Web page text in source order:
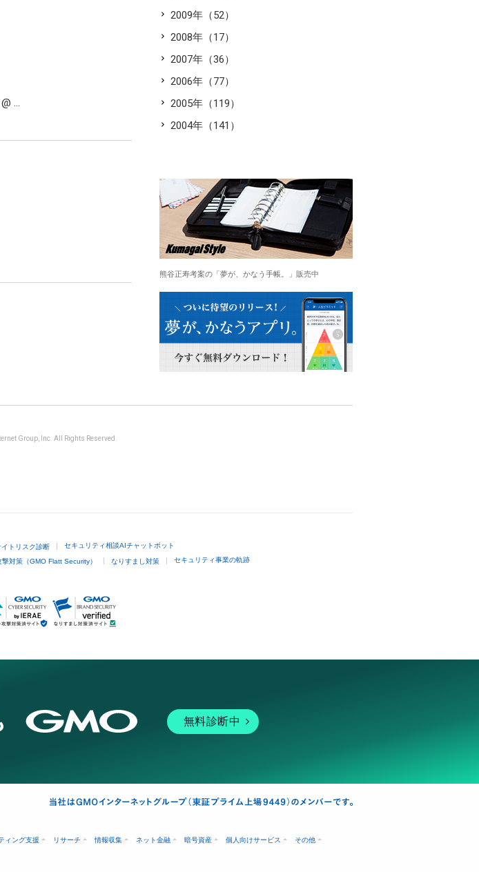
…
2009年（52）
2008年（17）
2007年（36）
2006年（77）
2005年（119）
2004年（141）
熊谷正寿考案の「夢が、かなう手帳。」販売中
Group, Inc. All Rights Reserved.
トリスク診断 セキュリティ相談AIチャットボット
対策（GMO Flatt Security） なりすまし対策 セキュリティ事業の軌跡
無料診断中
ィング支援 リサーチ 情報収集 ネット金融 暗号資産 個人向けサービス その他